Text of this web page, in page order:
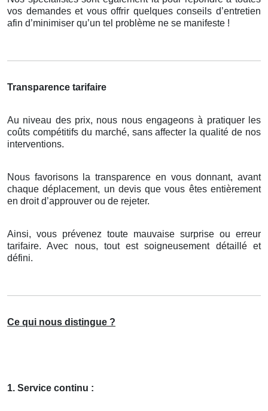
vos demandes et vous offrir quelques conseils d’entretien
afin d’minimiser qu’un tel problème ne se manifeste !
Transparence tarifaire
Au niveau des prix, nous nous engageons à pratiquer les
coûts compétitifs du marché, sans affecter la qualité de nos
interventions.
Nous favorisons la transparence en vous donnant, avant
chaque déplacement, un devis que vous êtes entièrement
en droit d’approuver ou de rejeter.
Ainsi, vous prévenez toute mauvaise surprise ou erreur
tarifaire. Avec nous, tout est soigneusement détaillé et
défini.
Ce qui nous distingue ?
1. Service continu :